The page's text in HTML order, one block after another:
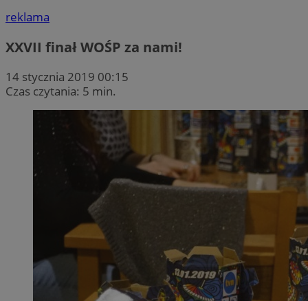
reklama
XXVII finał WOŚP za nami!
14 stycznia 2019 00:15
Czas czytania: 5 min.